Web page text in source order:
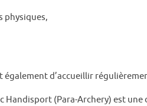
physiques,
d’accueillir
Handisport (Para-Archery) est